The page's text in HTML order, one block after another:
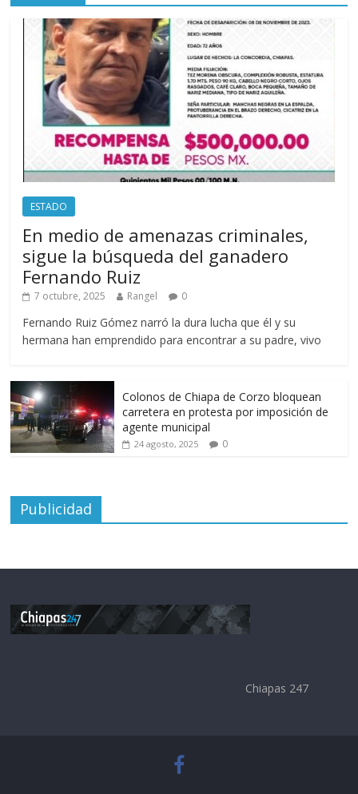
ESTADO
En medio de amenazas criminales,
sigue la búsqueda del ganadero
Fernando Ruiz
7 octubre, 2025 Rangel 0
Fernando Ruiz Gómez narró la dura lucha que él y su
hermana han emprendido para encontrar a su padre, vivo
Colonos de Chiapa de Corzo bloquean
carretera en protesta por imposición de
agente municipal
24 agosto, 2025 0
Publicidad
Chiapas 247